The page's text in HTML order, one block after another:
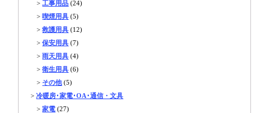
> 工事用品 (24)
>喫煙用具 (5)
>救護用具 (12)
>保安用具 (7)
>雨天用具 (4)
>衛生用具 (6)
> その他(5)
>冷暖房･家電･OA･通信・文具
>家電 (27)